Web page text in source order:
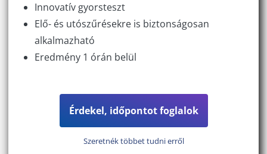
Innovatív gyorsteszt
Elő- és utószűrésekre is biztonságosan
alkalmazható
Eredmény 1 órán belül
Érdekel, időpontot foglalok
Szeretnék többet tudni erről